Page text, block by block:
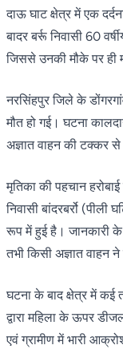
दाऊ घाट क्षेत्र में एक
बादर बर्रू निवासी 60
जिससे उनकी मौके पर ही
नरसिंहपुर जिले के
मौत हो गई। घटना
अज्ञात वाहन की टक्कर से
मृतिका की पहचान
निवासी बांदरबर्रो
रूप में हुई है। जानकारी
तभी किसी अज्ञात वाहन
घटना के बाद क्षेत्र में कई
द्वारा महिला के ऊपर
एवं ग्रामीण में भारी